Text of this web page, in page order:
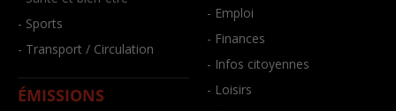
- Sports
- Transport / Circulation
ÉMISSIONS
- Emploi
- Finances
- Infos citoyennes
- Loisirs